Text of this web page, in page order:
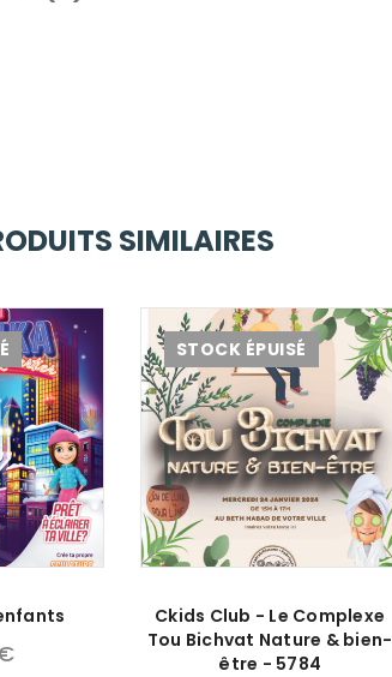
SIMILAIRES
STOCK ÉPUISÉ
Ckids Club - Le Complexe
Tou Bichvat Nature & bien-
être - 5784